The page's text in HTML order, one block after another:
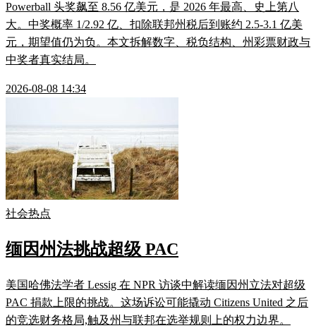
Powerball 头奖飙至 8.56 亿美元，是 2026 年最高、史上第八
大。中奖概率 1/2.92 亿、扣除联邦州税后到账约 2.5-3.1 亿美
元，期望值仍为负。本文拆解数字、税负结构、州彩票财政与
中奖者真实结局。
2026-08-08 14:34
社会热点
缅因州法挑战超级 PAC
美国哈佛法学者 Lessig 在 NPR 访谈中解读缅因州立法对超级
PAC 捐款上限的挑战。这场诉讼可能撬动 Citizens United 之后
的竞选财务格局,触及州与联邦在选举规则上的权力边界。